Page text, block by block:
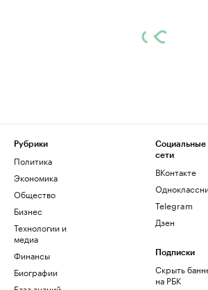
Рубрики
Политика
Экономика
Общество
Бизнес
Технологии и
медиа
Финансы
Биографии
Социальные
сети
ВКонтакте
Telegram
Дзен
Подписки
Скрыть
на РБК